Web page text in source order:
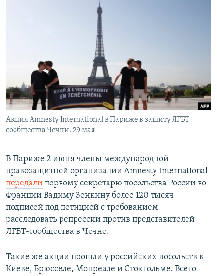
РАСПИСАНИЕ ВЕЩАНИЯ
ПОДПИШИТЕСЬ НА РАССЫЛКУ
СОЦИАЛЬНЫЕ СЕТИ
Все сайты РСЕ/РС
Акция Amnesty International в Париже в защиту ЛГБТ-
сообщества Чечни. 29 мая
В Париже 2 июня члены международной
правозащитной организации Amnesty International
передали первому секретарю посольства России во
Франции Вадиму Зенкину более 120 тысяч
подписей под петицией с требованием
расследовать репрессии против представителей
ЛГБТ-сообщества в Чечне.
Такие же акции прошли у российских посольств в
Киеве, Брюсселе, Монреале и Стокгольме. Всего